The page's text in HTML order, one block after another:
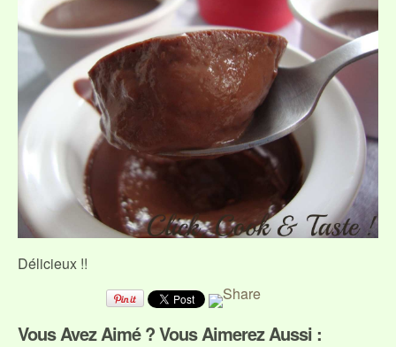
Délicieux !!
Vous Avez Aimé ? Vous Aimerez Aussi :